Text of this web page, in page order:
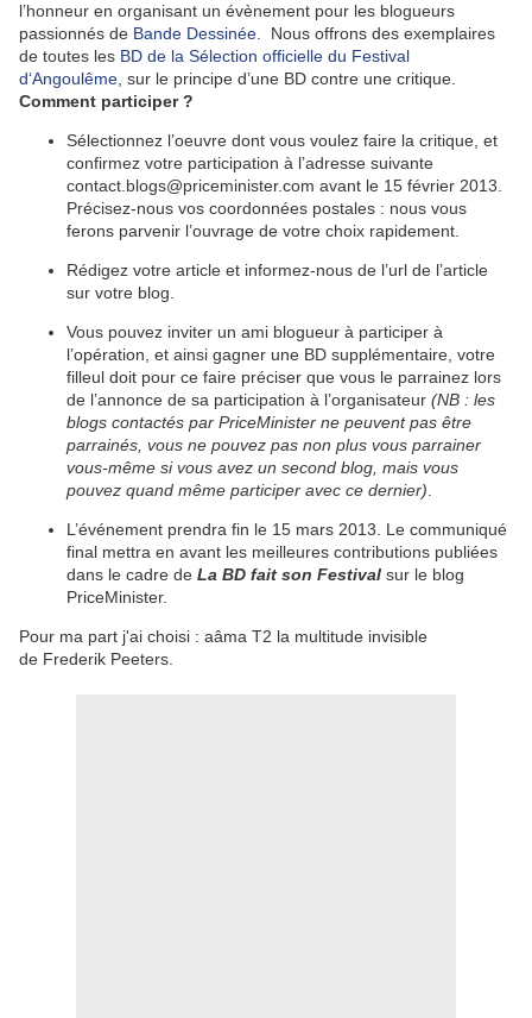
l’honneur en organisant un évènement pour les blogueurs
passionnés de Bande Dessinée . Nous offrons des exemplaires
de toutes les BD de la Sélection officielle du Festival
d‘Angoulême , sur le principe d’une BD contre une critique.
Comment participer ?
Sélectionnez l’oeuvre dont vous voulez faire la critique, et
confirmez votre participation à l’adresse suivante
contact.blogs@priceminister.com avant le 15 février 2013.
Précisez-nous vos coordonnées postales : nous vous
ferons parvenir l’ouvrage de votre choix rapidement.
Rédigez votre article et informez-nous de l’url de l’article
sur votre blog.
Vous pouvez inviter un ami blogueur à participer à
l’opération, et ainsi gagner une BD supplémentaire, votre
filleul doit pour ce faire préciser que vous le parrainez lors
de l’annonce de sa participation à l’organisateur (NB : les
blogs contactés par PriceMinister ne peuvent pas être
parrainés, vous ne pouvez pas non plus vous parrainer
vous-même si vous avez un second blog, mais vous
pouvez quand même participer avec ce dernier)
L’événement prendra fin le 15 mars 2013. Le communiqué
final mettra en avant les meilleures contributions publiées
dans le cadre de La BD fait son Festival sur le blog
PriceMinister.
Pour ma part j'ai choisi : aâma T2 la multitude invisible
de Frederik Peeters.